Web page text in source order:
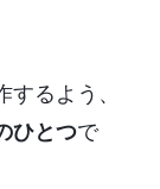
るよう、
ひとつで